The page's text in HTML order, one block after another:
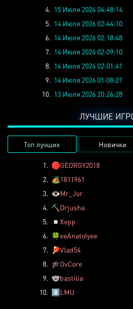
4. 15 Июля 2026 04:48:14
5. 14 Июля 2026 02:44:10
6. 14 Июля 2026 02:18:48
7. 14 Июля 2026 02:09:10
8. 14 Июля 2026 02:01:41
9. 14 Июля 2026 01:08:21
10. 13 Июля 2026 20:26:28
ЛУЧШИЕ
Топ лучших Новички
1. 🛑GEORGY2018
2. 🏕️1811961
3. 👁️Mr_Jor
4. ⛏️ Drjusha
5.
◽ Xepp
6. 🍀eeAnatolyee
7.
🏓Vlad54
8. 🎓OvCore
9. 🐨bastilia
10. 8️⃣LMU